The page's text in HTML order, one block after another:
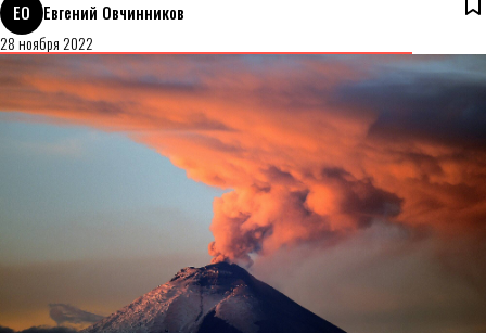
ЕО
Евгений Овчинников
28 ноября 2022